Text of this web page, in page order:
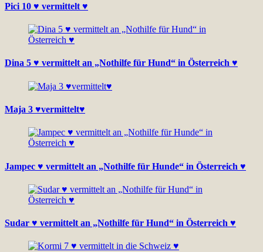
Pici 10 ♥ vermittelt ♥
Dina 5 ♥ vermittelt an „Nothilfe für Hund“ in Österreich ♥
Maja 3 ♥vermittelt♥
Jampec ♥ vermittelt an „Nothilfe für Hunde“ in Österreich ♥
Sudar ♥ vermittelt an „Nothilfe für Hund“ in Österreich ♥